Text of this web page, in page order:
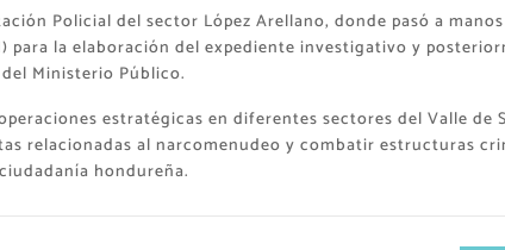
Policial del sector López Arellano, donde pasó a
para la elaboración del expediente investigativo y
Ministerio Público.
estratégicas en diferentes sectores del Valle de
relacionadas al narcomenudeo y combatir estructuras
hondureña.